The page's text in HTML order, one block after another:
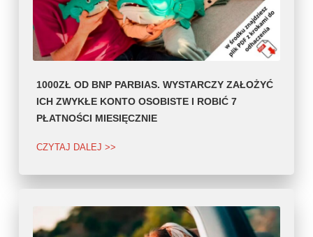
1000ZŁ OD BNP PARBIAS. WYSTARCZY ZAŁOŻYĆ
ICH ZWYKŁE KONTO OSOBISTE I ROBIĆ 7
PŁATNOŚCI MIESIĘCZNIE
CZYTAJ DALEJ >>